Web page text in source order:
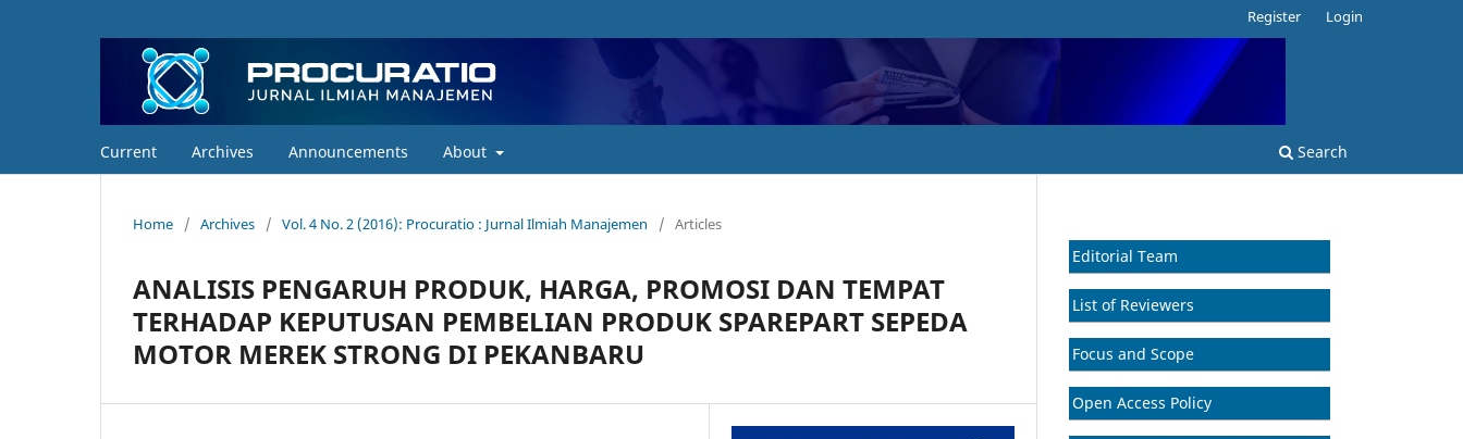
Current Archives Announcements About Search
Register Login
Home / Archives / Vol. 4 No. 2 (2016): Procuratio : Jurnal Ilmiah Manajemen / Articles
ANALISIS PENGARUH PRODUK, HARGA, PROMOSI DAN TEMPAT
TERHADAP KEPUTUSAN PEMBELIAN PRODUK SPAREPART SEPEDA
MOTOR MEREK STRONG DI PEKANBARU
Editorial Team
List of Reviewers
Focus and Scope
Open Access Policy